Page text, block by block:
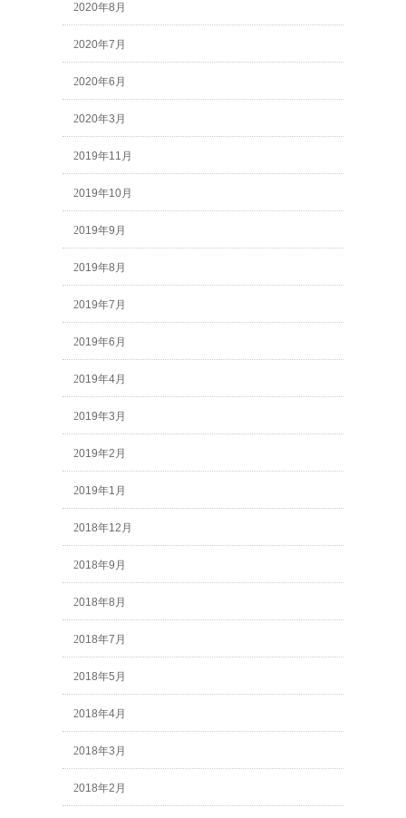
2020年8月
2020年7月
2020年6月
2020年3月
2019年11月
2019年10月
2019年9月
2019年8月
2019年7月
2019年6月
2019年4月
2019年3月
2019年2月
2019年1月
2018年12月
2018年9月
2018年8月
2018年7月
2018年5月
2018年4月
2018年3月
2018年2月